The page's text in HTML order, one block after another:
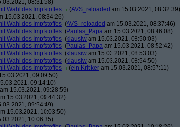
08:31:58)
Wahl des Impfstoffes
(AVS_reloaded am 15.03.2021, 08:32:39)
15.03.2021, 08:34:26)
Wahl des Impfstoffes (AVS_reloaded am 15.03.2021, 08:37:46)
Wahl des Impfstoffes (Paulas_Papa am 15.03.2021, 08:46:08)
Wahl des Impfstoffes (klausiw am 15.03.2021, 08:50:03)
Wahl des Impfstoffes (Paulas_Papa am 15.03.2021, 08:52:42)
Wahl des Impfstoffes (klausiw am 15.03.2021, 08:53:03)
Wahl des Impfstoffes (klausiw am 15.03.2021, 08:54:50)
Wahl des Impfstoffes
(ein Kritiker am 15.03.2021, 08:57:11)
09:09:50)
09:14:10)
am 15.03.2021, 09:28:59)
15.03.2021, 09:44:32)
09:54:49)
15.03.2021, 10:03:50)
10:06:35)